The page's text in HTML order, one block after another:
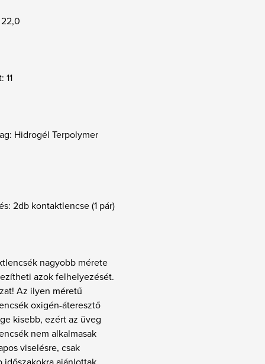
11
Hidrogél Terpolymer
2db kontaktlencse (1 pár)
nagyobb mérete
azok felhelyezését.
Az ilyen méretű
oxigén-áteresztő
kisebb, ezért az üveg
nem alkalmasak
viselésre, csak